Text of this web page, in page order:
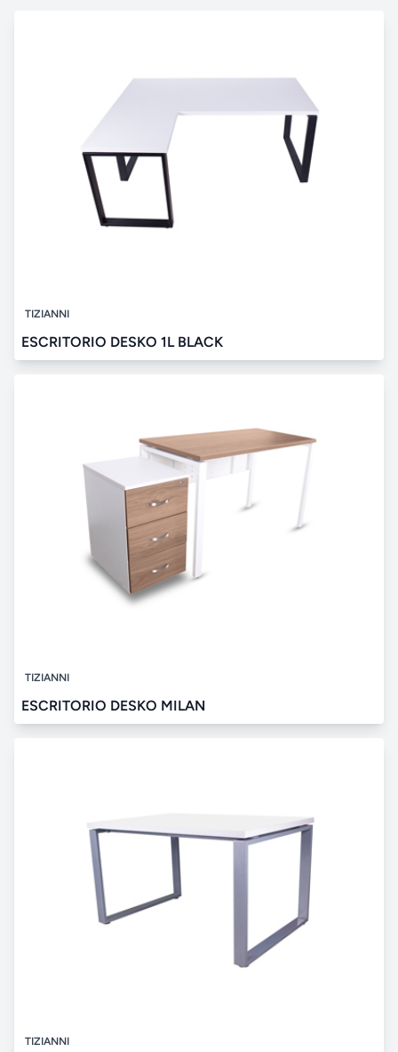
TIZIANNI
ESCRITORIO DESKO 1L BLACK
TIZIANNI
ESCRITORIO DESKO MILAN
TIZIANNI